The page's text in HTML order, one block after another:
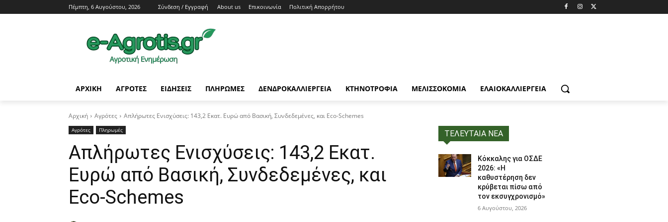
Πέμπτη, 6 Αυγούστου, 2026 Σύνδεση / Εγγραφή About us Επικοινωνία Πολιτική Απορρήτου
ΑΡΧΙΚΗ AΓΡΟΤΕΣ ΕΙΔΗΣΕΙΣ ΠΛΗΡΩΜΕΣ ΔΕΝΔΡΟΚΑΛΛΙΕΡΓΕΙΑ ΚΤΗΝΟΤΡΟΦΙΑ ΜΕΛΙΣΣΟΚΟΜΙΑ ΕΛΑΙΟΚΑΛΛΙΈΡΓΕΙΑ
Αρχική Αγρότες Απλήρωτες Ενισχύσεις: 143,2 Εκατ. Ευρώ από Βασική, Συνδεδεμένες, και Eco-Schemes
Αγρότες Πληρωμές
Απλήρωτες Ενισχύσεις: 143,2 Εκατ.
Ευρώ από Βασική, Συνδεδεμένες, και
Eco-Schemes
ΤΕΛΕΥΤΑΙΑ ΝΕΑ
Κόκκαλης για ΟΣΔΕ
2026: «Η
καθυστέρηση δεν
κρύβεται πίσω από
τον εκσυγχρονισμό»
6 Αυγούστου, 2026